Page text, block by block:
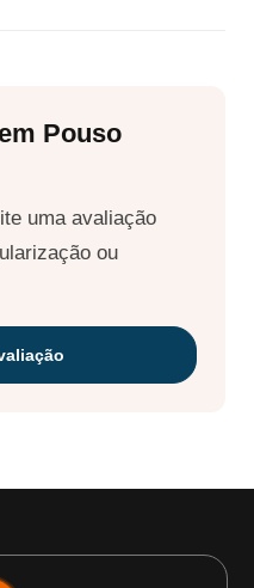
Pouso
uma avaliação
ou